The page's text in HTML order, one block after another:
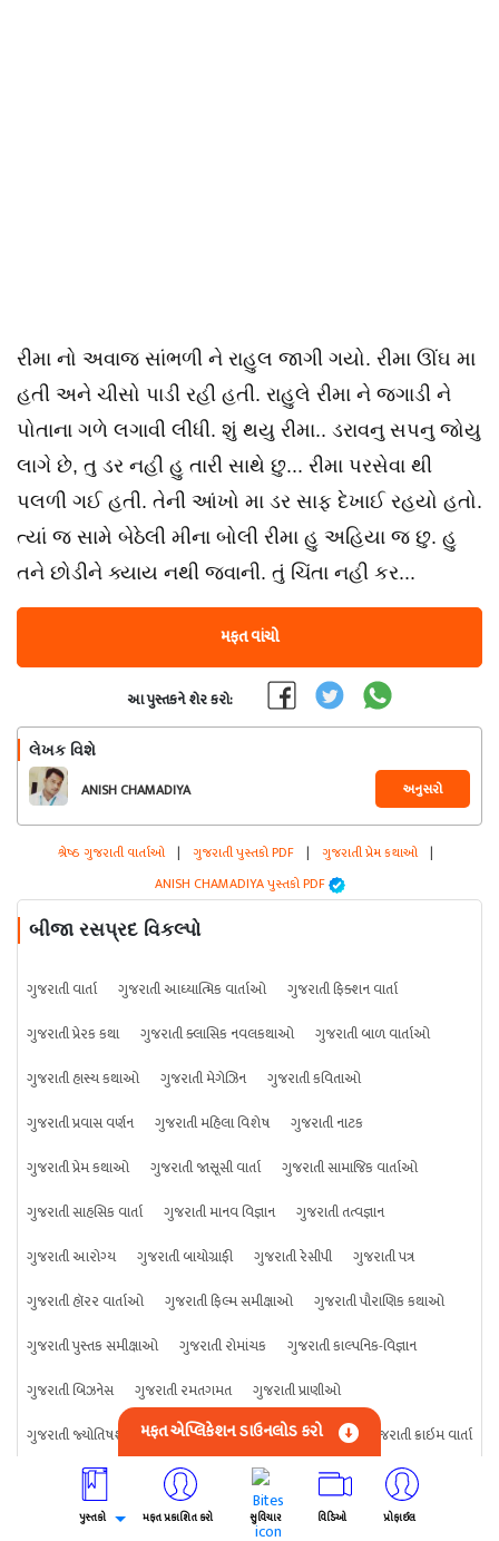
રીમા નો અવાજ સાંભળી ને રાહુલ જાગી ગયો. રીમા ઊંઘ મા
હતી અને ચીસો પાડી રહી હતી. રાહુલે રીમા ને જગાડી ને
પોતાના ગળે લગાવી લીધી. શું થયુ રીમા.. ડરાવનુ સપનુ જોયુ
લાગે છે, તુ ડર નહી હુ તારી સાથે છુ... રીમા પરસેવા થી
પલળી ગઈ હતી. તેની આંખો મા ડર સાફ દેખાઈ રહયો હતો.
ત્યાં જ સામે બેઠેલી મીના બોલી રીમા હુ અહિયા જ છુ. હુ
તને છોડીને ક્યાય નથી જવાની. તું ચિંતા નહી કર...
મફત વાંચો
આ પુસ્તકને શેર કરો:
લેખક વિશે
ANISH CHAMADIYA અનુસરો
શ્રેષ્ઠ ગુજરાતી વાર્તાઓ | ગુજરાતી પુસ્તકો PDF | ગુજરાતી પ્રેમ કથાઓ |
ANISH CHAMADIYA પુસ્તકો PDF
બીજા રસપ્રદ વિકલ્પો
ગુજરાતી વાર્તા ગુજરાતી આધ્યાત્મિક વાર્તાઓ
ગુજરાતી ફિક્શન વાર્તા
ગુજરાતી પ્રેરક કથા
ગુજરાતી ક્લાસિક નવલકથાઓ
ગુજરાતી બાળ વાર્તાઓ
ગુજરાતી હાસ્ય કથાઓ
ગુજરાતી મેગેઝિન
ગુજરાતી કવિતાઓ
ગુજરાતી પ્રવાસ વર્ણન
ગુજરાતી મહિલા વિશેષ
ગુજરાતી નાટક
ગુજરાતી પ્રેમ કથાઓ
ગુજરાતી જાસૂસી વાર્તા
ગુજરાતી સામાજિક વાર્તાઓ
ગુજરાતી સાહસિક વાર્તા
ગુજરાતી માનવ વિજ્ઞાન
ગુજરાતી તત્વજ્ઞાન
ગુજરાતી આરોગ્ય
ગુજરાતી બાયોગ્રાફી ગુજરાતી રેસીપી
ગુજરાતી પત્ર
ગુજરાતી હૉરર વાર્તાઓ
ગુજરાતી ફિલ્મ સમીક્ષાઓ
ગુજરાતી પૌરાણિક કથાઓ
ગુજરાતી પુસ્તક સમીક્ષાઓ
ગુજરાતી રોમાંચક
ગુજરાતી કાલ્પનિક-વિજ્ઞાન
ગુજરાતી બિઝનેસ
ગુજરાતી રમતગમત
ગુજરાતી પ્રાણીઓ
ગુજરાતી જ્યોતિષશાસ્ત્ર
ગુજરાતી વિજ્ઞાન ગુજરાતી કંઈપણ ગુજરાતી ક્રાઇમ વાર્તા
મફત એપ્લિકેશન ડાઉનલોડ કરો
પુસ્તકો મફત પ્રકાશિત કરો સુવિચાર વિડિઓ પ્રોફાઈલ